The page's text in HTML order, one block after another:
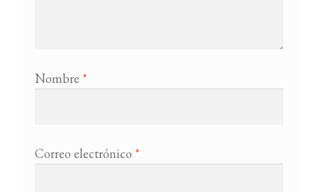
Nombre *
Correo electrónico *